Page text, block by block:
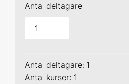
9-10 sep 2026 Online
20-21 okt 2026 Uppsala
20-21 jan 2027 Online
Antal deltagare
Antal deltagare: 1
Antal kurser: 1